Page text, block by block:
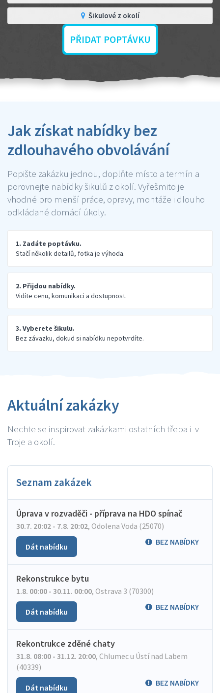
Šikulové z okolí
PŘIDAT POPTÁVKU
Jak získat nabídky bez
zdlouhavého obvolávání
Popište zakázku jednou, doplňte místo a termín a
porovnejte nabídky šikulů z okolí. Vyřešmito je
vhodné pro menší práce, opravy, montáže i dlouho
odkládané domácí úkoly.
1. Zadáte poptávku.
Stačí několik detailů, fotka je výhoda.
2. Přijdou nabídky.
Vidíte cenu, komunikaci a dostupnost.
3. Vyberete šikulu.
Bez závazku, dokud si nabídku nepotvrdíte.
Aktuální zakázky
Nechte se inspirovat zakázkami ostatních třeba i v
Troje a okolí.
Seznam zakázek
Úprava v rozvaděči - příprava na HDO spínač
30.7. 20:02 - 7.8. 20:02, Odolena Voda (25070)
BEZ NABÍDKY
Dát nabídku
Rekonstrukce bytu
1.8. 00:00 - 30.11. 00:00, Ostrava 3 (70300)
BEZ NABÍDKY
Dát nabídku
Rekontrukce zděné chaty
31.8. 08:00 - 31.12. 20:00, Chlumec u Ústí nad Labem
(40339)
BEZ NABÍDKY
Dát nabídku